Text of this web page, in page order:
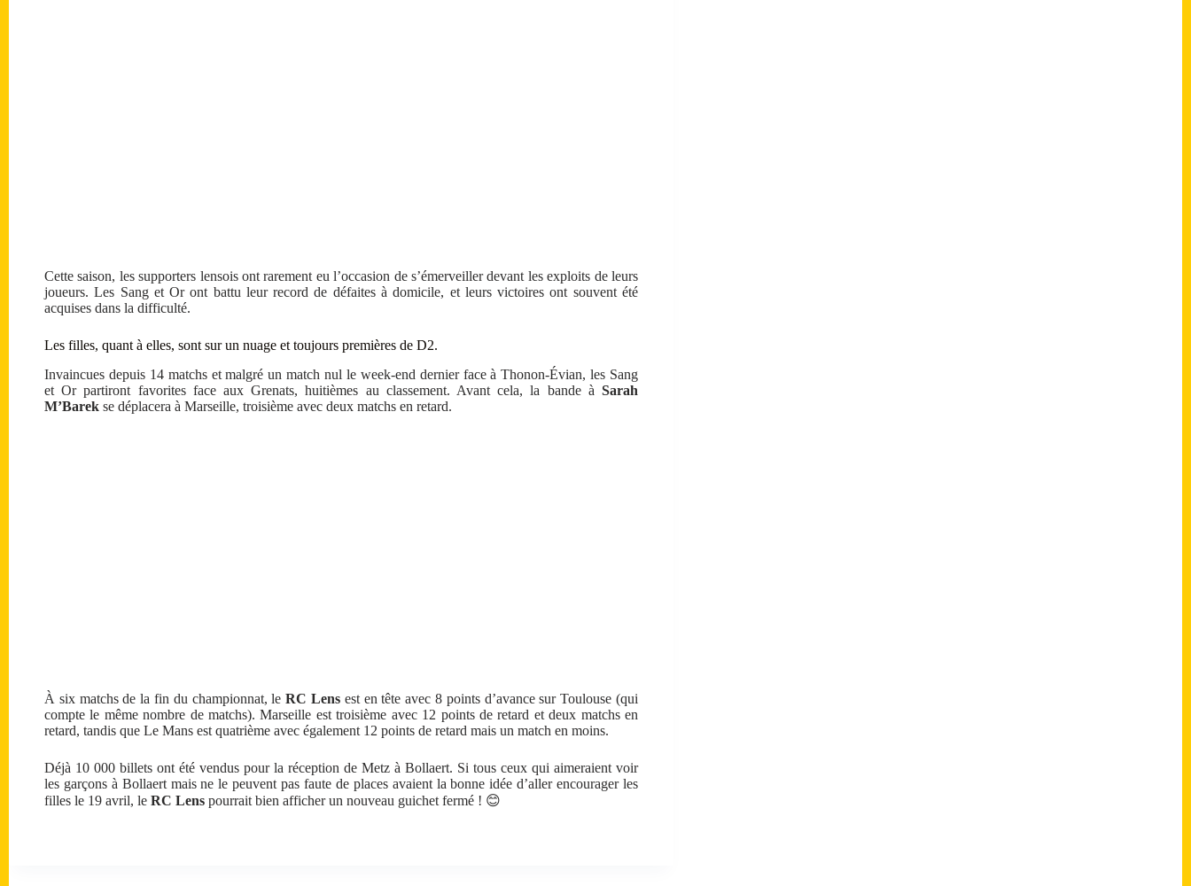
Cette saison, les supporters lensois ont rarement eu l’occasion de s’émerveiller devant les exploits de leurs
joueurs. Les Sang et Or ont battu leur record de défaites à domicile, et leurs victoires ont souvent été
acquises dans la difficulté.
Les filles, quant à elles, sont sur un nuage et toujours premières de D2.
Invaincues depuis 14 matchs et malgré un match nul le week-end dernier face à Thonon-Évian, les Sang
et Or partiront favorites face aux Grenats, huitièmes au classement. Avant cela, la bande à Sarah
M’Barek se déplacera à Marseille, troisième avec deux matchs en retard.
À six matchs de la fin du championnat, leRC Lens est en tête avec 8 points d’avance sur Toulouse (qui
compte le même nombre de matchs). Marseille est troisième avec 12 points de retard et deux matchs en
retard, tandis que Le Mans est quatrième avec également 12 points de retard mais un match en moins.
Déjà 10 000 billets ont été vendus pour la réception de Metz à Bollaert. Si tous ceux qui aimeraient voir
les garçons à Bollaert mais ne le peuvent pas faute de places avaient la bonne idée d’aller encourager les
filles le 19 avril, le RC Lens pourrait bien afficher un nouveau guichet fermé ! 😊